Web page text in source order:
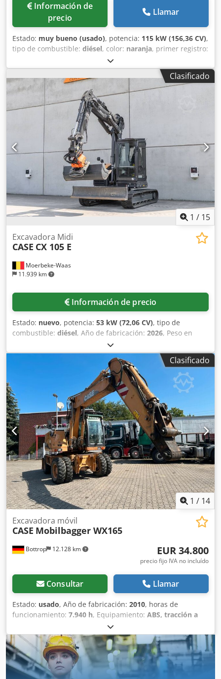
Información de
precio
Llamar
Estado: muy bueno (usado), potencia: 115 kW (156,36 CV),
tipo de combustible: diésel, color: naranja, primer registro:
, Año de fabricación:2012
funcionamiento:15.109 h, Información general Año del
modelo: 2012 Número de serie: DCH210R5NCEAH2500
Información técnica Número de cilindros: 4 Peso en vacío:
22.600 kg Funcionalidad Anchura de trabajo: 300 cm
Marcado CE: sí Estado Estado técnico: muy bueno Estado
visual: muy bueno Información financiera Precio: A
consultar Garantía Dcjdpey En Ndofx Airjk Garantía: De
primer propietario, historial de mantenimiento completo,
¡listo para trabajar de inmediato! - 80 % sistema de
cadenas - Incluye 3 cucharas: 1300 mm, 450 mm y 2000
mm cuchara niveladora - Opcional con sistema TOPCON
Clasificado
1 / 15
Moerbeke-Waas
11.939 km
Excavadora Midi
CASE CX 105 E
Información de precio
Estado: nuevo, potencia: 53 kW (72,06 CV), tipo de
combustible: diésel, Año de fabricación: 2026, Peso en
vacío: 9.780 kg. Póngase en contacto con el departamento
de ventas de KEY-TEC para obtener más información.
Clasificado
1 / 14
Bottrop 12.128 km
Excavadora móvil
CASE Mobilbagger WX165
EUR 34.800
precio fijo IVA no incluído
Consultar Llamar
Estado: usado, Año de fabricación: 2010, horas de
funcionamiento: 7.940 h, Equipamiento: ABS, tracción a
, MINIESTACIÓN DE EXCAVACIÓN CASE
Tipo: WX165 (Excavadora hidráulica) Número de
homologación: N211 Fabricante del motor: Case Potencia
del motor: 105 kW Horas de funcionamiento: 7940 h Peso
máximo permitido: 18 000 kg Longitud para el transporte:
8,19 m Dodpfx Aiszripcjrjck Ancho para el transporte: 1,91